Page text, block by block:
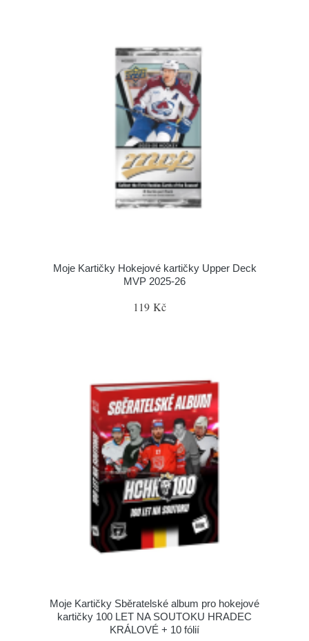
Moje Kartičky Hokejové kartičky Upper Deck
MVP 2025-26
119 Kč
Moje Kartičky Sběratelské album pro hokejové
kartičky 100 LET NA SOUTOKU HRADEC
KRÁLOVÉ + 10 fólií